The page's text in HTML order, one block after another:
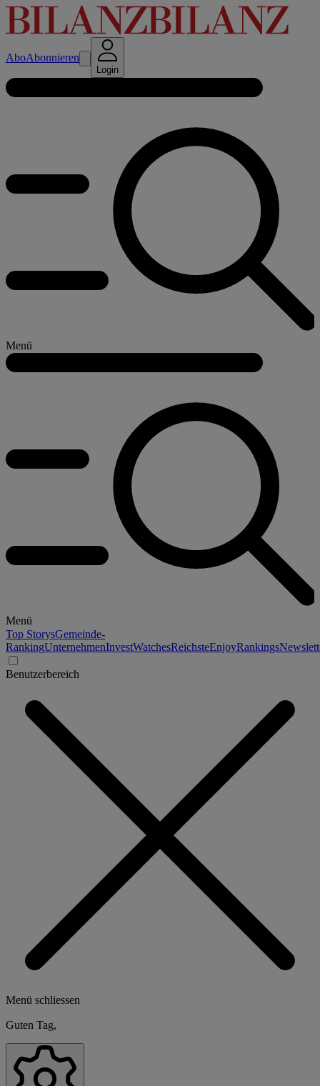
AboAbonnieren
Login
Menü
Menü
Top StorysGemeinde-
RankingUnternehmenInvestWatchesReichsteEnjoyRankings
Benutzerbereich
Menü schliessen
Guten Tag,